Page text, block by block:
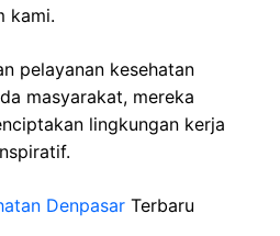
kami.
pelayanan kesehatan
masyarakat, mereka
lingkungan kerja
Denpasar Terbaru